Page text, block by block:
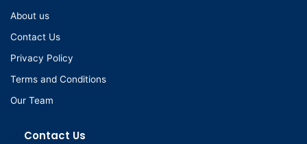
About us
Contact Us
Privacy Policy
Terms and Conditions
Our Team
Contact Us